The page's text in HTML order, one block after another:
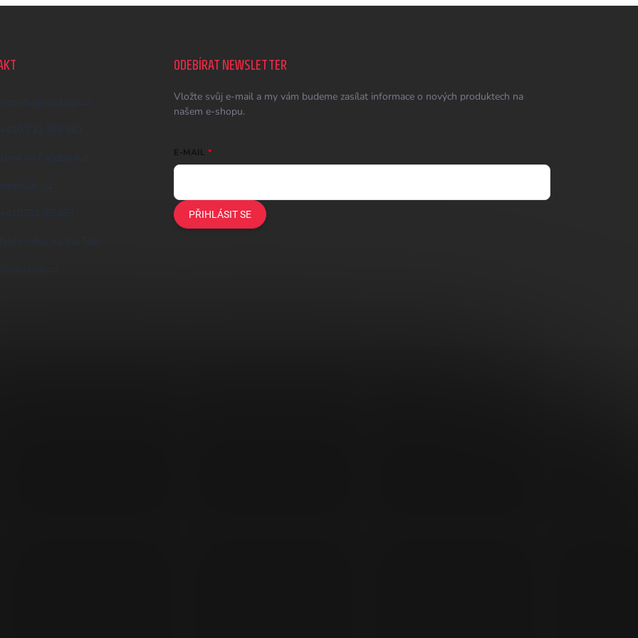
napiste @ earplugs.cz
+420 731 389 483
Jsme na Facebooku!
earplugs_cz
+420731389483
Naše videa na YouTube
@earplugs.cz
ODEBÍRAT NEWSLETTER
Vložte svůj e-mail a my vám budeme zasílat informace o nových produktech na
našem e-shopu.
E-MAIL
PŘIHLÁSIT SE